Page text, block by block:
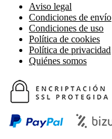
Aviso legal
Condiciones de envío
Condiciones de uso
Política de cookies
Política de privacidad
Quiénes somos